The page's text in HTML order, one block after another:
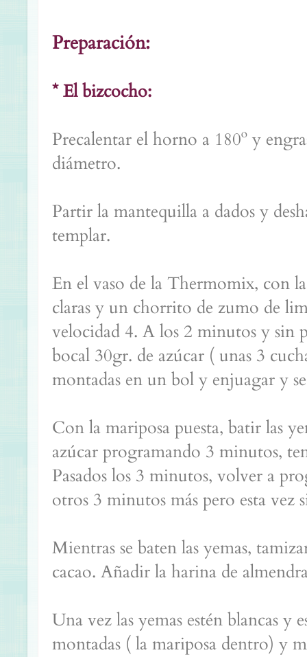
Preparación:
* El bizcocho:
Precalentar el horno a 180º y
diámetro.
Partir la mantequilla a dados y
templar.
En el vaso de la Thermomix, con
claras y un chorrito de zumo de
velocidad 4. A los 2 minutos y sin
bocal 30gr. de azúcar ( unas 3
montadas en un bol y enjuagar y
Con la mariposa puesta, batir las
azúcar programando 3 minutos,
Pasados los 3 minutos, volver a
otros 3 minutos más pero esta vez
Mientras se baten las yemas,
cacao. Añadir la harina de
Una vez las yemas estén blancas y
montadas ( la mariposa dentro) y